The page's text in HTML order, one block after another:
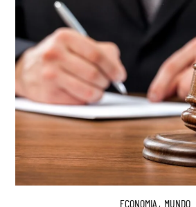
ECONOMIA , MUNDO